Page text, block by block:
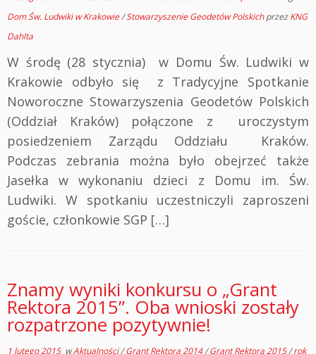
Dom Św. Ludwiki w Krakowie/Stowarzyszenie Geodetów PolskichprzezKNG
Dahlta
W środę (28 stycznia) w Domu Św. Ludwiki w
Krakowie odbyło się z Tradycyjne Spotkanie
Noworoczne Stowarzyszenia Geodetów Polskich
(Oddział Kraków) połączone z uroczystym
posiedzeniem Zarządu Oddziału Kraków.
Podczas zebrania można było obejrzeć także
Jasełka w wykonaniu dzieci z Domu im. Św.
Ludwiki. W spotkaniu uczestniczyli zaproszeni
goście, członkowie SGP […]
Znamy wyniki konkursu o „Grant
Rektora 2015”. Oba wnioski zostały
rozpatrzone pozytywnie!
1 lutego 2015wAktualności/Grant Rektora 2014/Grant Rektora 2015/rok